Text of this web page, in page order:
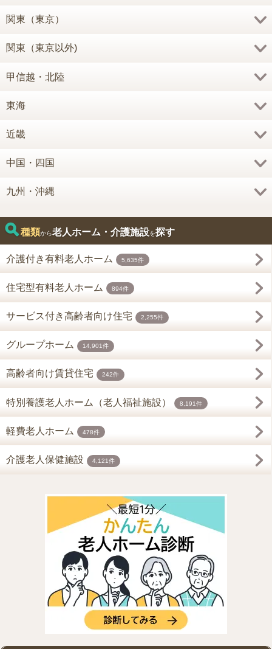
関東（東京）
関東（東京以外)
甲信越・北陸
東海
近畿
中国・四国
九州・沖縄
種類から老人ホーム・介護施設を探す
介護付き有料老人ホーム 5,635件
住宅型有料老人ホーム 894件
サービス付き高齢者向け住宅 2,255件
グループホーム 14,901件
高齢者向け賃貸住宅 242件
特別養護老人ホーム（老人福祉施設） 8,191件
軽費老人ホーム 478件
介護老人保健施設 4,121件